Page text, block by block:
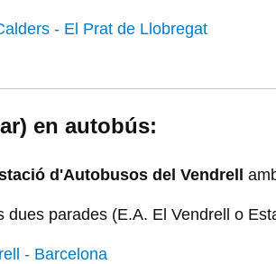
- El Prat de Llobregat
en autobús:
d'Autobusos del Vendrell
parades (E.A. El Vendrell o
- Barcelona